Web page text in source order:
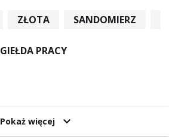
ZŁOTA SANDOMIERZ
GIEŁDA PRACY
Pokaż więcej